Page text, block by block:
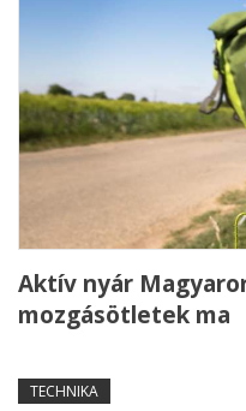
Aktív nyár
mozgásötletek ma
TECHNIKA